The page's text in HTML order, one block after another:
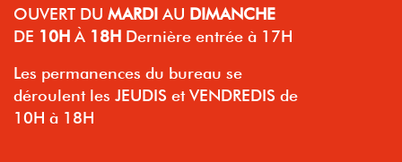
OUVERT DU MARDI AU DIMANCHE
DE 10H À 18H Dernière entrée à 17H
Les permanences du bureau se
déroulent les JEUDIS et VENDREDIS de
10H à 18H